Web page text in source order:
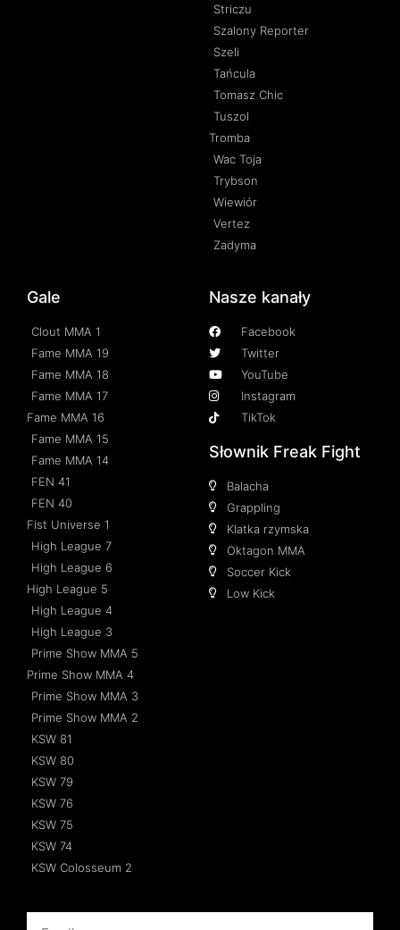
Striczu
Szalony Reporter
Szeli
Tańcula
Tomasz Chic
Tuszol
Tromba
Wac Toja
Trybson
Wiewiór
Vertez
Zadyma
Gale
Clout MMA 1
Fame MMA 19
Fame MMA 18
Fame MMA 17
Fame MMA 16
Fame MMA 15
Fame MMA 14
FEN 41
FEN 40
Fist Universe 1
High League 7
High League 6
High League 5
High League 4
High League 3
Prime Show MMA 5
Prime Show MMA 4
Prime Show MMA 3
Prime Show MMA 2
KSW 81
KSW 80
KSW 79
KSW 76
KSW 75
KSW 74
KSW Colosseum 2
Nasze kanały
Facebook
Twitter
YouTube
Instagram
TikTok
Słownik Freak Fight
Balacha
Grappling
Klatka rzymska
Oktagon MMA
Soccer Kick
Low Kick